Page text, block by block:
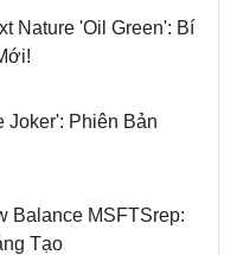
Nature 'Oil Green': Bí
Joker': Phiên Bản
Balance MSFTSrep:
Tạo